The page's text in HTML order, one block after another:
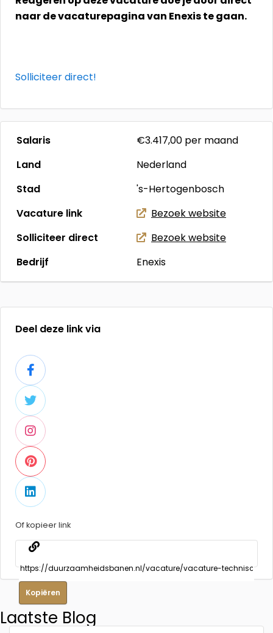
naar de vacaturepagina van Enexis te gaan.
Solliciteer direct!
Salaris €3.417,00 per maand
Land
Nederland
Stad
's-Hertogenbosch
Vacature link
Bezoek website
Solliciteer direct
Bezoek website
Bedrijf
Enexis
Deel deze link via
Of kopieer link
Kopiëren
Laatste Blog